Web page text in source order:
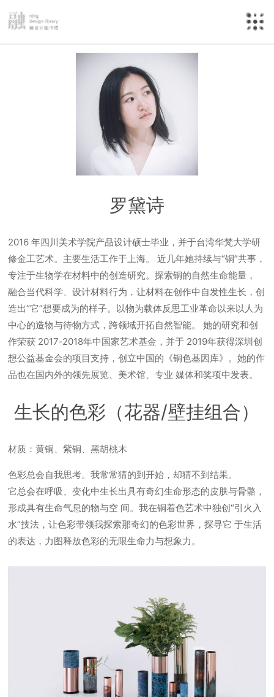
罗黛诗
2016 年四川美术学院产品设计硕士毕业，并于台湾华梵大学研
修金工艺术。主要生活工作于上海。 近几年她持续与“铜”共事，
专注于生物学在材料中的创造研究。探索铜的自然生命能量，
融合当代科学、设计材料行为，让材料在创作中自发性生长，创
造出“它”想要成为的样子。以物为载体反思工业革命以来以人为
中心的造物与待物方式，跨领域开拓自然智能。 她的研究和创
作荣获 2017-2018年中国家艺术基金，并于 2019年获得深圳创
想公益基金会的项目支持，创立中国的《铜色基因库》。她的作
品也在国内外的领先展览、美术馆、专业 媒体和奖项中发表。
生长的色彩（花器/壁挂组合）
材质：黄铜、紫铜、黑胡桃木
色彩总会自我思考。我常常猜的到开始，却猜不到结果。
它总会在呼吸、变化中生长出具有奇幻生命形态的皮肤与骨骼，
形成具有生命气息的物与空 间。我在铜着色艺术中独创“引火入
水”技法，让色彩带领我探索那奇幻的色彩世界，探寻它 于生活
的表达，力图释放色彩的无限生命力与想象力。